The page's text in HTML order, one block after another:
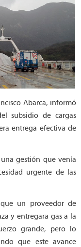
Abarca, informó
subsidio de cargas
entrega efectiva de
gestión que venía
urgente de las
un proveedor de
y entregara gas a la
grande, pero lo
que este avance